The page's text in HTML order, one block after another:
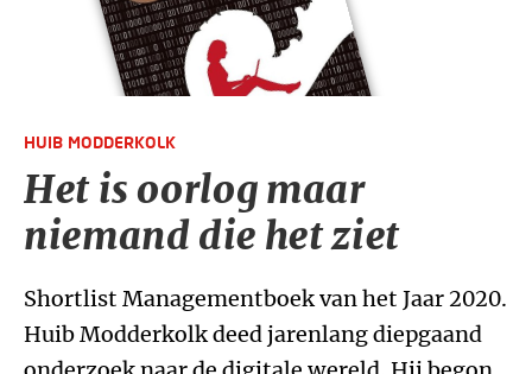
HUIB MODDERKOLK
Het is oorlog maar
niemand die het ziet
Shortlist Managementboek van het Jaar 2020.
Huib Modderkolk deed jarenlang diepgaand